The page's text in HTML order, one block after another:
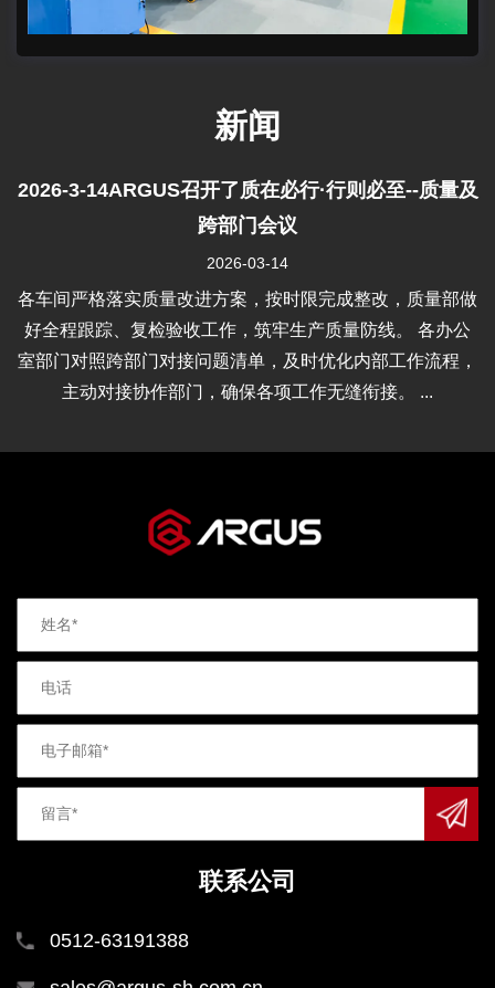
新闻
2026-3-14ARGUS召开了质在必行·行则必至--质量及
跨部门会议
2026-03-14
各车间严格落实质量改进方案，按时限完成整改，质量部做
好全程跟踪、复检验收工作，筑牢生产质量防线。 各办公
室部门对照跨部门对接问题清单，及时优化内部工作流程，
主动对接协作部门，确保各项工作无缝衔接。 ...
联系公司
0512-63191388